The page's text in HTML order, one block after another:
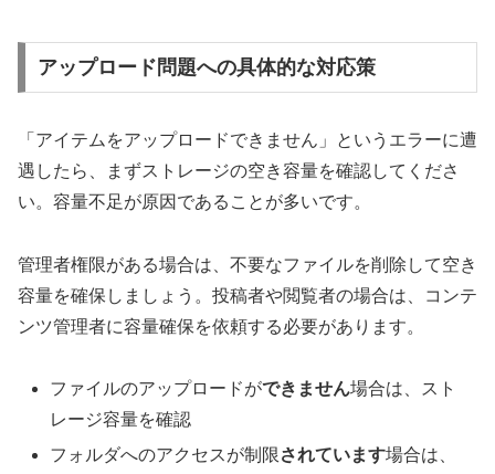
アップロード問題への具体的な対応策
「アイテムをアップロードできません」というエラーに遭
遇したら、まずストレージの空き容量を確認してくださ
い。容量不足が原因であることが多いです。
管理者権限がある場合は、不要なファイルを削除して空き
容量を確保しましょう。投稿者や閲覧者の場合は、コンテ
ンツ管理者に容量確保を依頼する必要があります。
ファイルのアップロードができません場合は、スト
レージ容量を確認
フォルダへのアクセスが制限されています場合は、